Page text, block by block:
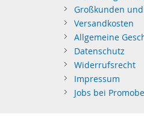
Großkunden
Versandkosten
Allgemeine
Datenschutz
Widerrufsrecht
Impressum
Jobs bei